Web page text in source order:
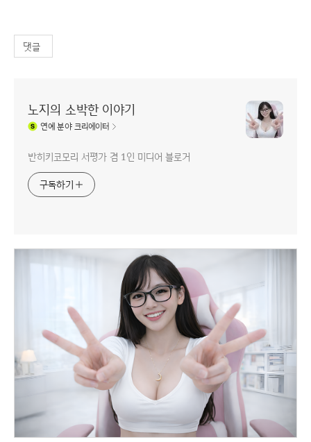
댓글
노지의 소박한 이야기
연예분야 크리에이터
반히키코모리 서평가 겸 1인 미디어 블로거
구독하기